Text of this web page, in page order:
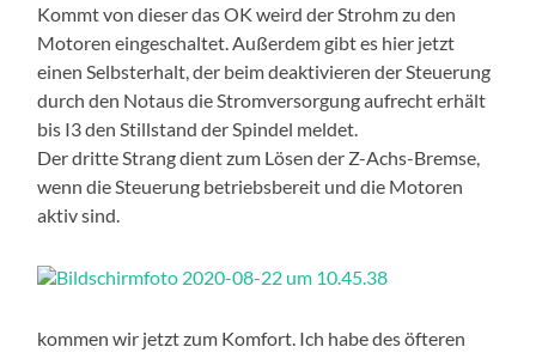
Kommt von dieser das OK weird der Strohm zu den
Motoren eingeschaltet. Außerdem gibt es hier jetzt
einen Selbsterhalt, der beim deaktivieren der Steuerung
durch den Notaus die Stromversorgung aufrecht erhält
bis I3 den Stillstand der Spindel meldet.
Der dritte Strang dient zum Lösen der Z-Achs-Bremse,
wenn die Steuerung betriebsbereit und die Motoren
aktiv sind.
kommen wir jetzt zum Komfort. Ich habe des öfteren